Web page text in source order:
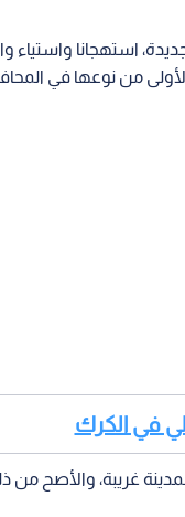
استهجانا واستياء
الأولى من نوعها في
في الكرك
غريبة، والأصح